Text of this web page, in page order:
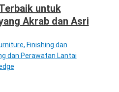
untuk
Akrab dan Asri
, Finishing dan
dan Perawatan Lantai